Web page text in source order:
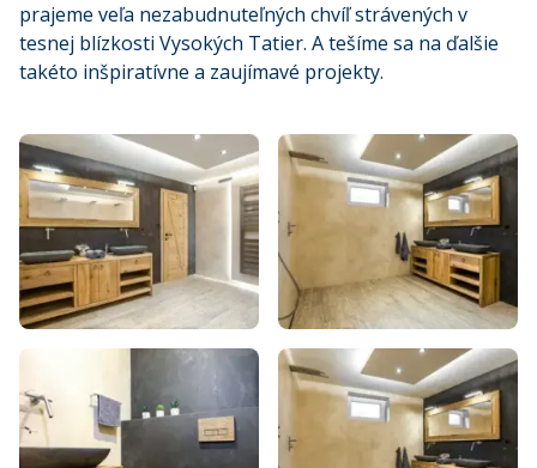
prajeme veľa nezabudnuteľných chvíľ strávených v
tesnej blízkosti Vysokých Tatier. A tešíme sa na ďalšie
takéto inšpiratívne a zaujímavé projekty.